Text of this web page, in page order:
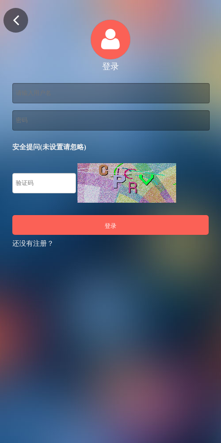
登录
安全提问(未设置请忽略)
登录
还没有注册？